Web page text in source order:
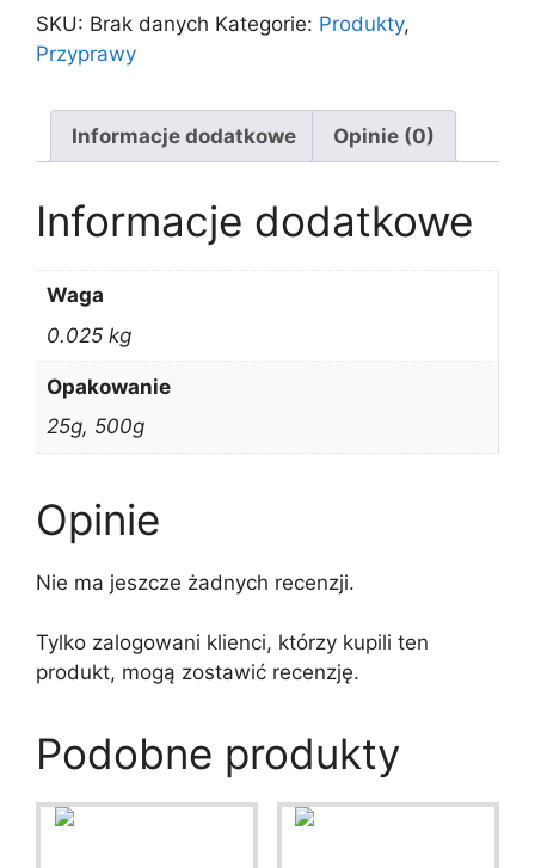
SKU: Brak danych Kategorie: Produkty,
Przyprawy
Informacje dodatkowe Opinie (0)
Informacje dodatkowe
Waga
0.025 kg
Opakowanie
25g, 500g
Opinie
Nie ma jeszcze żadnych recenzji.
Tylko zalogowani klienci, którzy kupili ten
produkt, mogą zostawić recenzję.
Podobne produkty